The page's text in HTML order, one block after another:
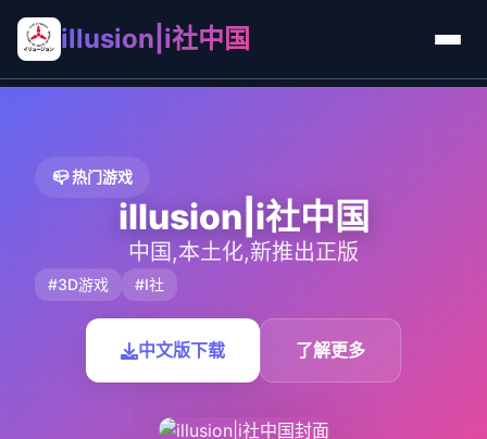
illusion|i社中国
📪 热门游戏
illusion|i社中国
中国,本土化,新推出正版
#3D游戏 #I社
中文版下载 了解更多